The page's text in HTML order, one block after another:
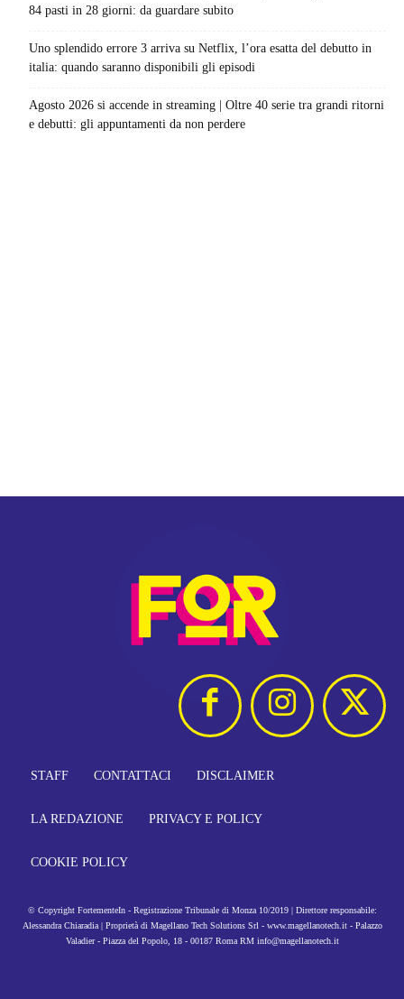
84 pasti in 28 giorni: da guardare subito
Uno splendido errore 3 arriva su Netflix, l’ora esatta del debutto in
italia: quando saranno disponibili gli episodi
Agosto 2026 si accende in streaming | Oltre 40 serie tra grandi ritorni
e debutti: gli appuntamenti da non perdere
STAFF CONTATTACI DISCLAIMER
LA REDAZIONE PRIVACY E POLICY
COOKIE POLICY
© Copyright FortementeIn - Registrazione Tribunale di Monza 10/2019 | Direttore responsabile:
Alessandra Chiaradia | Proprietà di Magellano Tech Solutions Srl - www.magellanotech.it - Palazzo
Valadier - Piazza del Popolo, 18 - 00187 Roma RM info@magellanotech.it